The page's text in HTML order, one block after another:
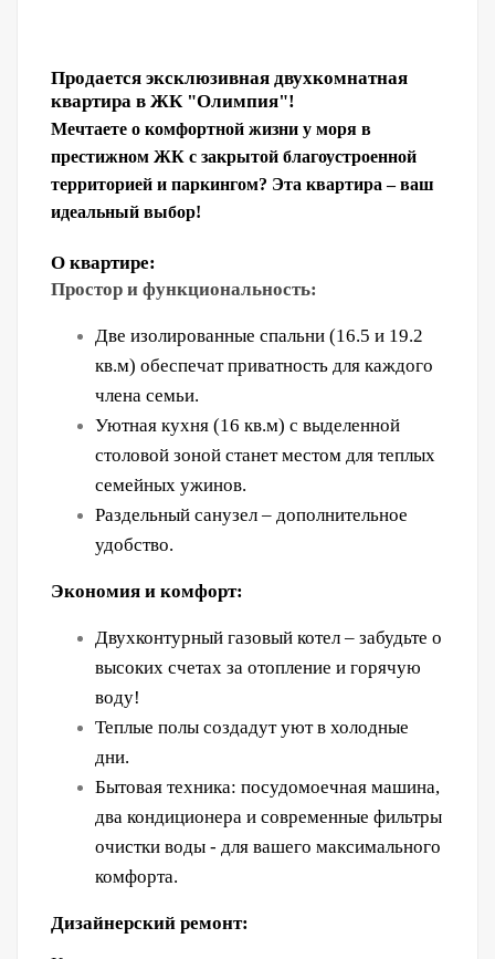
Продается эксклюзивная двухкомнатная
квартира в ЖК "Олимпия"!
Мечтаете о комфортной жизни у моря в
престижном ЖК с закрытой благоустроенной
территорией и паркингом? Эта квартира – ваш
идеальный выбор!
О квартире:
Простор и функциональность:
Две изолированные спальни (16.5 и 19.2
кв.м) обеспечат приватность для каждого
члена семьи.
Уютная кухня (16 кв.м) с выделенной
столовой зоной станет местом для теплых
семейных ужинов.
Раздельный санузел – дополнительное
удобство.
Экономия и комфорт:
Двухконтурный газовый котел – забудьте о
высоких счетах за отопление и горячую
воду!
Теплые полы создадут уют в холодные
дни.
Бытовая техника: посудомоечная машина,
два кондиционера и современные фильтры
очистки воды - для вашего максимального
комфорта.
Дизайнерский ремонт: